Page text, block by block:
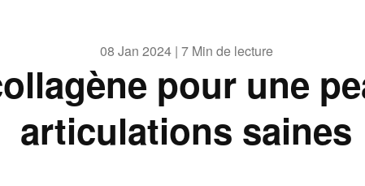
08 Jan 2024 | 7 Min de lecture
pour une
articulations saines